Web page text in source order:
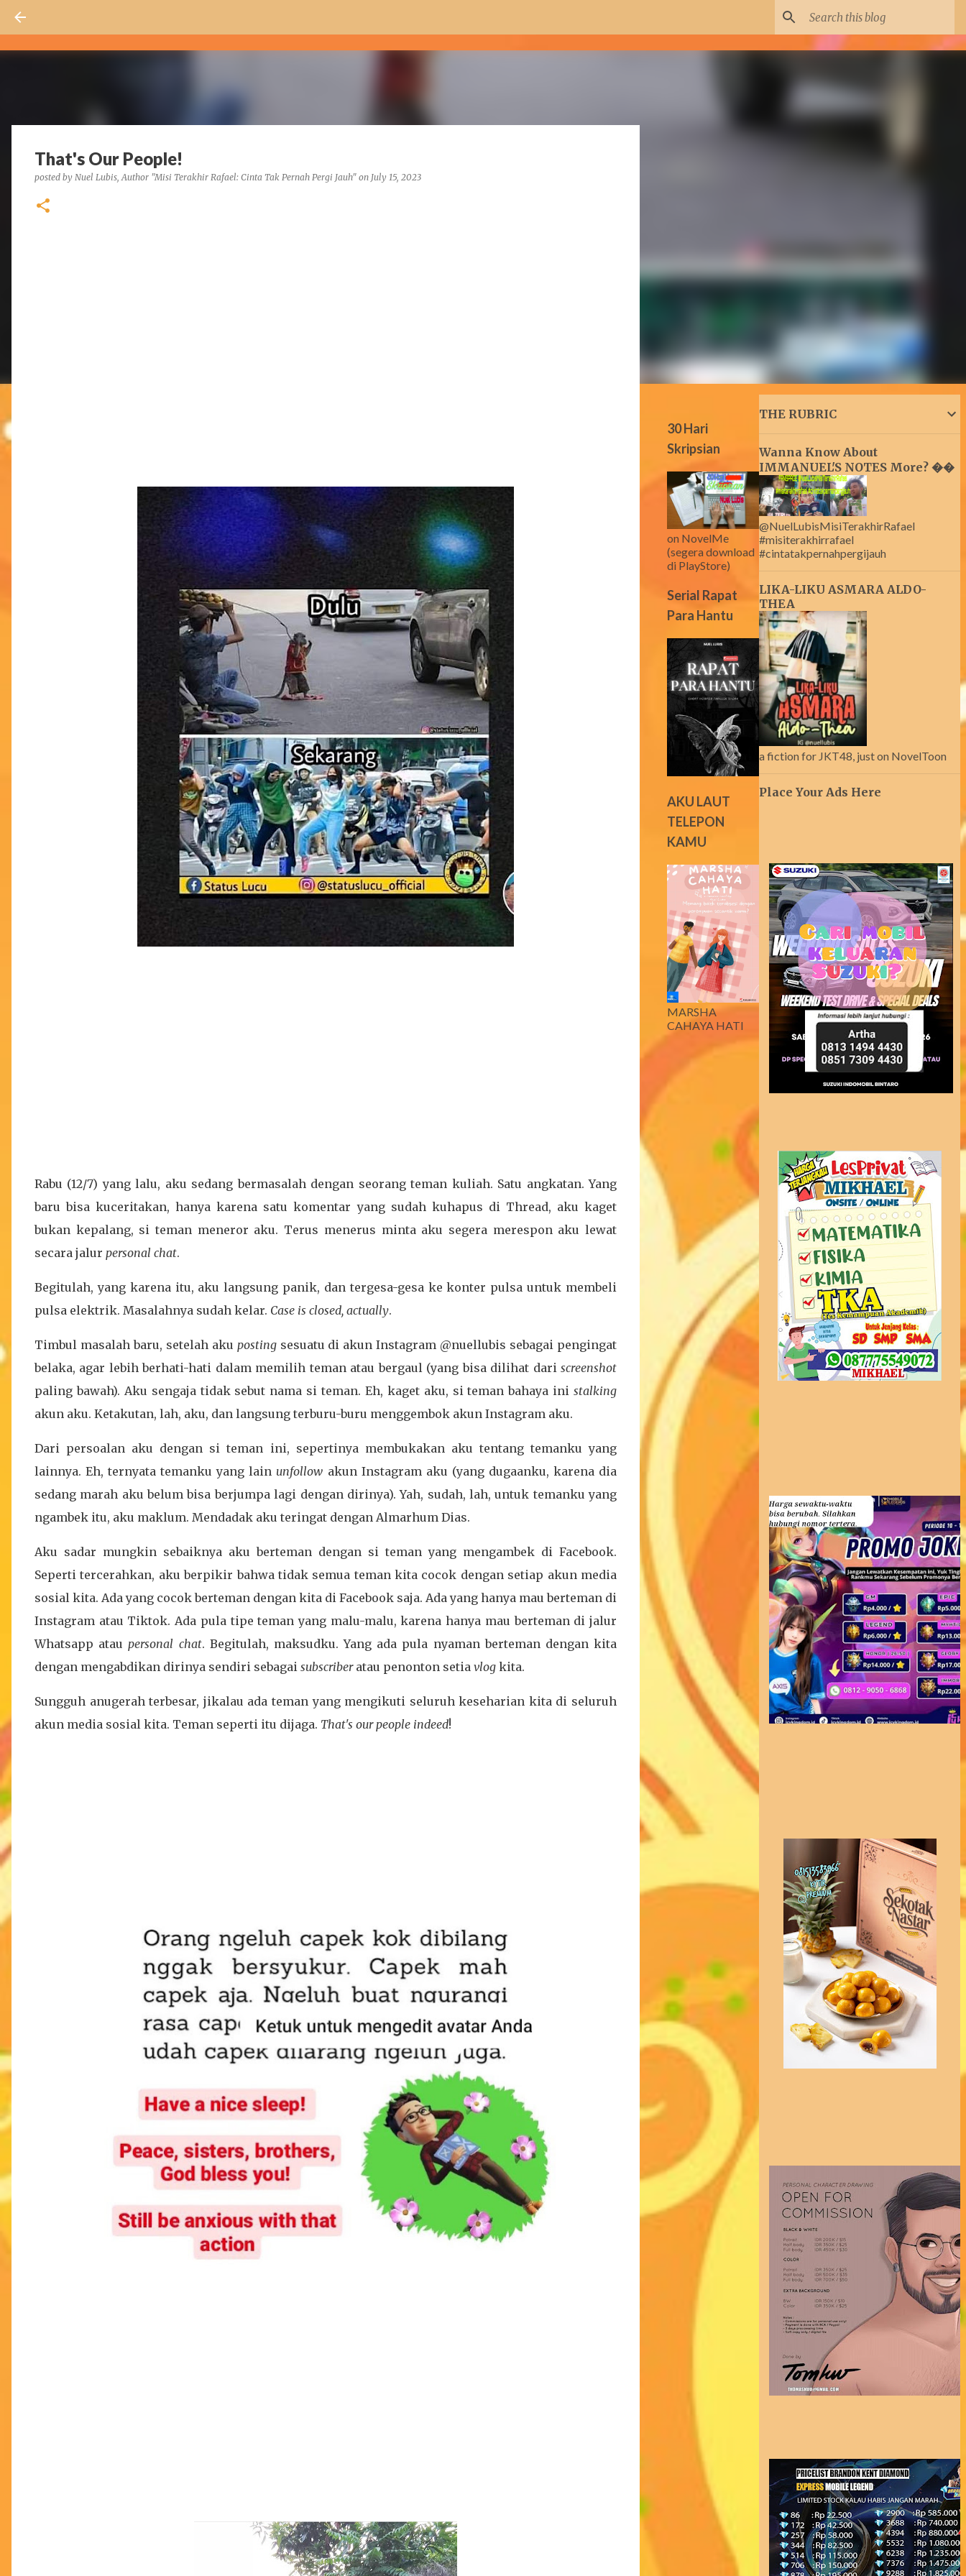
That's Our People!
posted by Nuel Lubis, Author "Misi Terakhir Rafael: Cinta Tak Pernah Pergi Jauh" on July 15, 2023
Rabu (12/7) yang lalu, aku sedang bermasalah dengan seorang teman kuliah. Satu angkatan. Yang
baru bisa kuceritakan, hanya karena satu komentar yang sudah kuhapus di Thread, aku kaget
bukan kepalang, si teman meneror aku. Terus menerus minta aku segera merespon aku lewat
secara jalur personal chat.
Begitulah, yang karena itu, aku langsung panik, dan tergesa-gesa ke konter pulsa untuk membeli
pulsa elektrik. Masalahnya sudah kelar. Case is closed, actually.
Timbul masalah baru, setelah aku postingsesuatu di akun Instagram @nuellubis sebagai pengingat
belaka, agar lebih berhati-hati dalam memilih teman atau bergaul (yang bisa dilihat dari screenshot
paling bawah). Aku sengaja tidak sebut nama si teman. Eh, kaget aku, si teman bahaya ini stalking
akun aku. Ketakutan, lah, aku, dan langsung terburu-buru menggembok akun Instagram aku.
Dari persoalan aku dengan si teman ini, sepertinya membukakan aku tentang temanku yang
lainnya. Eh, ternyata temanku yang lain unfollow akun Instagram aku (yang dugaanku, karena dia
sedang marah aku belum bisa berjumpa lagi dengan dirinya). Yah, sudah, lah, untuk temanku yang
ngambek itu, aku maklum. Mendadak aku teringat dengan Almarhum Dias.
Aku sadar mungkin sebaiknya aku berteman dengan si teman yang mengambek di Facebook.
Seperti tercerahkan, aku berpikir bahwa tidak semua teman kita cocok dengan setiap akun media
sosial kita. Ada yang cocok berteman dengan kita di Facebook saja. Ada yang hanya mau berteman di
Instagram atau Tiktok. Ada pula tipe teman yang malu-malu, karena hanya mau berteman di jalur
Whatsapp ataupersonal chat. Begitulah, maksudku. Yang ada pula nyaman berteman dengan kita
dengan mengabdikan dirinya sendiri sebagai subscriberatau penonton setia vlog kita.
Sungguh anugerah terbesar, jikalau ada teman yang mengikuti seluruh keseharian kita di seluruh
akun media sosial kita. Teman seperti itu dijaga. That's our people indeed!
30 Hari
Skripsian
on NovelMe
(segera download
di PlayStore)
Serial Rapat
Para Hantu
AKU LAUT
TELEPON
KAMU
MARSHA
CAHAYA HATI
THE RUBRIC
Wanna Know About
IMMANUEL'S NOTES More? ��
@NuelLubisMisiTerakhirRafael
#misiterakhirrafael
#cintatakpernahpergijauh
LIKA-LIKU ASMARA ALDO-
THEA
a fiction for JKT48, just on NovelToon
Place Your Ads Here